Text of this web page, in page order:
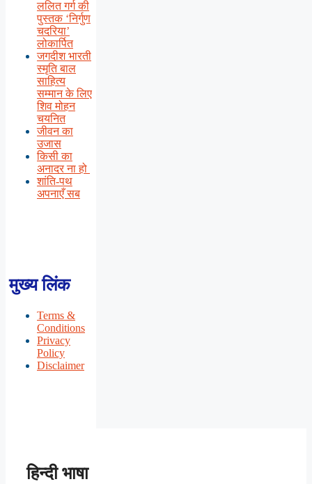
ललित गर्ग की
पुस्तक ‘निर्गुण
चदरिया’
लोकार्पित
जगदीश भारती
स्मृति बाल
साहित्य
सम्मान के लिए
शिव मोहन
चयनित
जीवन का
उजास
किसी का
अनादर ना हो
शांति-पथ
अपनाएँ सब
मुख्य लिंक
Terms &
Conditions
Privacy
Policy
Disclaimer
हिन्दी भाषा